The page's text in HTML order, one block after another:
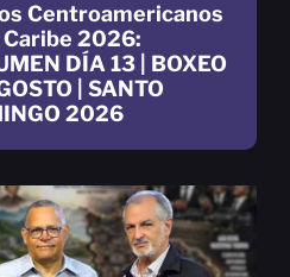
Centroamericanos
Caribe 2026:
DÍA 13 | BOXEO
| SANTO
2026